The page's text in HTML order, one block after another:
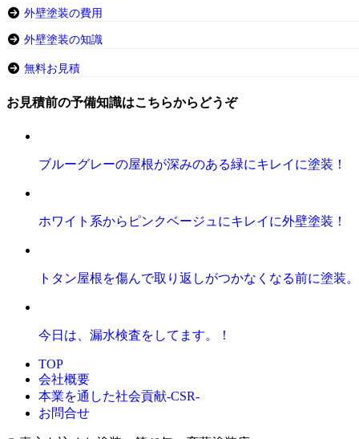
外壁塗装の費用
外壁塗装の知識
無料お見積
お見積前の予備知識はこちらからどうぞ
ブルーグレーの屋根が深みのある緑にキレイに塗装！
ホワイト系からピンクベージュにキレイに外壁塗装！
トタン屋根を傷んで取り返しがつかなくなる前に塗装
今日は、漏水検査をしてます。！
TOP
会社概要
本業を通した社会貢献-CSR-
お問合せ